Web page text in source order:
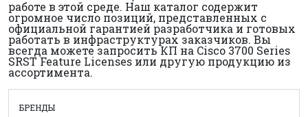
работе в этой среде. Наш каталог содержит
огромное число позиций, представленных с
официальной гарантией разработчика и готовых
работать в инфраструктурах заказчиков. Вы
всегда можете запросить КП на Cisco 3700 Series
SRST Feature Licenses или другую продукцию из
ассортимента.
БРЕНДЫ